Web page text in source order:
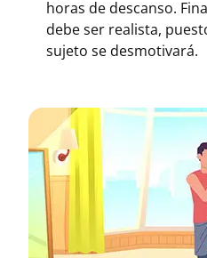
horas de descanso.
debe ser realista,
sujeto se desmotivará.